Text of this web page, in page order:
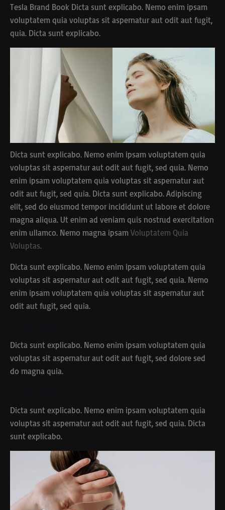
Tesla Brand Book Dicta sunt explicabo. Nemo enim ipsam
voluptatem quia voluptas sit aspernatur aut odit aut fugit,
quia. Dicta sunt explicabo.
Dicta sunt explicabo. Nemo enim ipsam voluptatem quia
voluptas sit aspernatur aut odit aut fugit, sed quia. Nemo
enim ipsam voluptatem quia voluptas sit aspernatur aut
odit aut fugit, sed quia. Dicta sunt explicabo. Adipiscing
elit, sed do eiusmod tempor incididunt ut labore et dolore
magna aliqua. Ut enim ad veniam quis nostrud exercitation
enim ullamco. Nemo magna ipsam Voluptatem Quia
Voluptas.
Dicta sunt explicabo. Nemo enim ipsam voluptatem quia
voluptas sit aspernatur aut odit aut fugit, sed quia. Nemo
enim ipsam voluptatem quia voluptas sit aspernatur aut
odit aut fugit, sed quia.
Dicta sunt explicabo. Nemo enim ipsam voluptatem quia
voluptas sit aspernatur aut odit aut fugit, sed dolore sed
do magna quia.
Dicta sunt explicabo. Nemo enim ipsam voluptatem quia
voluptas sit aspernatur aut odit aut fugit, sed quia. Dicta
sunt explicabo.